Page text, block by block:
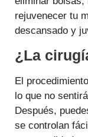
rejuvenecer tu
descansado y
¿La
El
lo que no
Después,
se controlan